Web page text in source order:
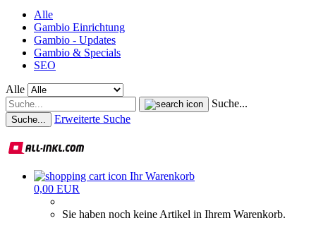
Alle
Gambio Einrichtung
Gambio - Updates
Gambio & Specials
SEO
Alle
Suche...
Suche... Erweiterte Suche
Ihr Warenkorb
0,00 EUR
Sie haben noch keine Artikel in Ihrem Warenkorb.